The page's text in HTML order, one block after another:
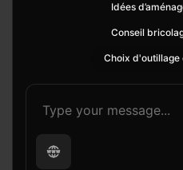
Idées
Conseil
Choix d'outillage